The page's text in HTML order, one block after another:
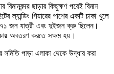
ছাড়ার কিছুক্ষণ পরেই বিমান
ল্যান্ডিং গিয়ারের পাশের একটি চাকা খুলে
জন যাত্রী এবং দুইজন ক্রু ছিলেন।
অবতরণ করতে সক্ষম হয়।
সমিতি পাড়া এলাকা থেকে উদ্ধার করা